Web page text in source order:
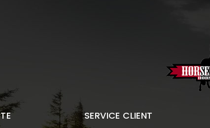
SERVICE CLIENT